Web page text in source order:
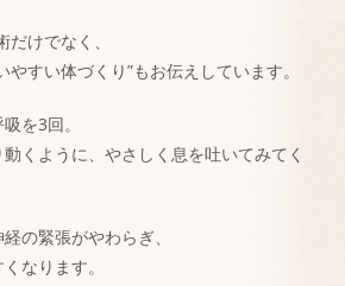
だけでなく、
やすい体づくり”もお伝えしています。
を3回。
くように、やさしく息を吐いてみてく
の緊張がやわらぎ、
なります。